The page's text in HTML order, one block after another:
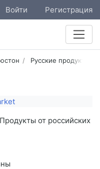
Войти Регистрация
Русские
от российских